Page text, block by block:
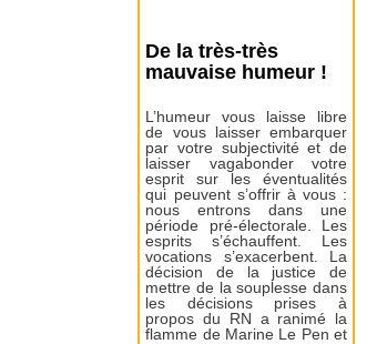
De la très-très
mauvaise humeur !
L’humeur vous laisse libre
de vous laisser embarquer
par votre subjectivité et de
laisser vagabonder votre
esprit sur les éventualités
qui peuvent s’offrir à vous :
nous entrons dans une
période pré-électorale. Les
esprits s’échauffent. Les
vocations s’exacerbent. La
décision de la justice de
mettre de la souplesse dans
les décisions prises à
propos du RN a ranimé la
flamme de Marine Le Pen et